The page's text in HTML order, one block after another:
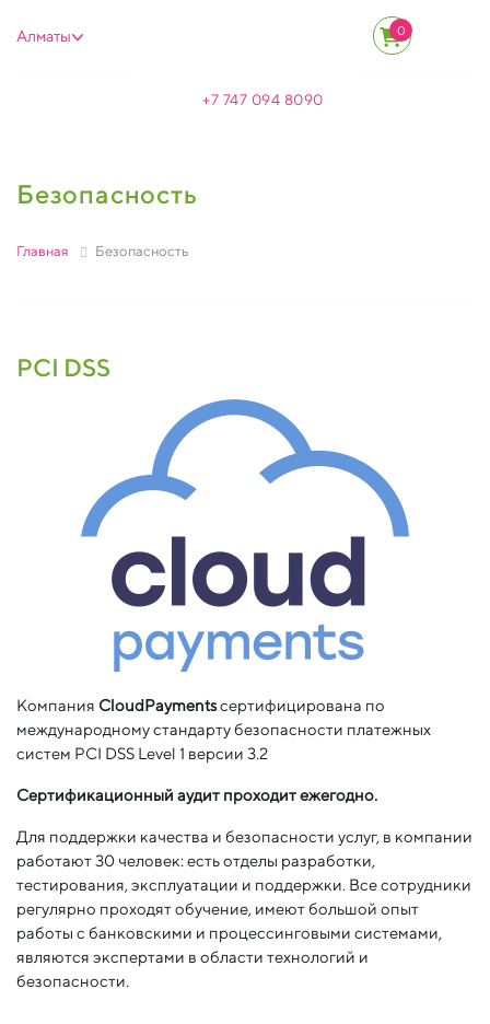
Алматы 0
+7 747 094 8090
Безопасность
Главная Безопасность
PCI DSS
Компания CloudPaymentsсертифицирована по
международному стандарту безопасности платежных
систем PCI DSS Level 1 версии 3.2
Сертификационный аудит проходит ежегодно.
Для поддержки качества и безопасности услуг, в компании
работают 30 человек: есть отделы разработки,
тестирования, эксплуатации и поддержки. Все сотрудники
регулярно проходят обучение, имеют большой опыт
работы с банковскими и процессинговыми системами,
являются экспертами в области технологий и
безопасности.